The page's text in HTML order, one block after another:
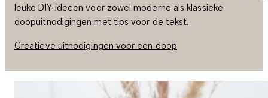
leuke DIY-ideeën voor zowel moderne als klassieke
doopuitnodigingen met tips voor de tekst.
Creatieve uitnodigingen voor een doop